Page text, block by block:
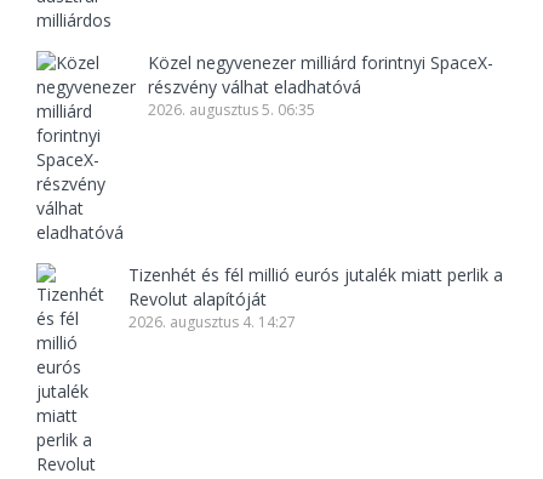
Közel negyvenezer milliárd forintnyi SpaceX-
részvény válhat eladhatóvá
2026. augusztus 5. 06:35
Tizenhét és fél millió eurós jutalék miatt perlik a
Revolut alapítóját
2026. augusztus 4. 14:27